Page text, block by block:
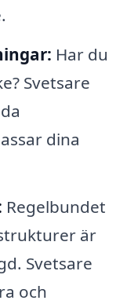
Har du
Svetsare
dina
Regelbundet
är
Svetsare
och